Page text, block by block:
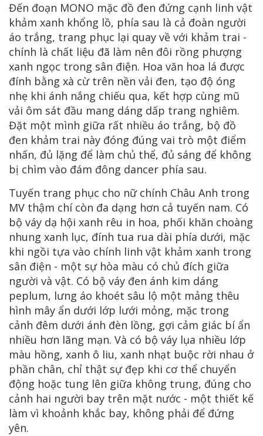
Đến đoạn MONO mặc đồ đen đứng cạnh linh vật
khảm xanh khổng lồ, phía sau là cả đoàn người
áo trắng, trang phục lại quay về với khảm trai -
chính là chất liệu đã làm nên đôi rồng phượng
xanh ngọc trong sân điện. Hoa văn hoa lá được
đính bằng xà cừ trên nền vải đen, tạo độ óng
nhẹ khi ánh nắng chiếu qua, kết hợp cùng mũ
vải ôm sát đầu mang dáng dấp trang nghiêm.
Đặt một mình giữa rất nhiều áo trắng, bộ đồ
đen khảm trai này đóng đúng vai trò một điểm
nhấn, đủ lặng để làm chủ thể, đủ sáng để không
bị chìm vào đám đông dancer phía sau.
Tuyến trang phục cho nữ chính Châu Anh trong
MV thậm chí còn đa dạng hơn cả tuyến nam. Có
bộ váy dạ hội xanh rêu in hoa, phối khăn choàng
nhung xanh lục, đính tua rua dài phía dưới, mặc
khi ngồi tựa vào chính linh vật khảm xanh trong
sân điện - một sự hòa màu có chủ đích giữa
người và vật. Có bộ váy đen ánh kim dáng
peplum, lưng áo khoét sâu lộ một mảng thêu
hình mây ẩn dưới lớp lưới mỏng, mặc trong
cảnh đêm dưới ánh đèn lồng, gợi cảm giác bí ẩn
nhiều hơn lãng mạn. Và có bộ váy lụa nhiều lớp
màu hồng, xanh ô liu, xanh nhạt buộc rời nhau ở
phần chân, chỉ thật sự đẹp khi cơ thể chuyển
động hoặc tung lên giữa không trung, đúng cho
cảnh hai người bay trên mặt nước - một thiết kế
làm vì khoảnh khắc bay, không phải để đứng
yên.